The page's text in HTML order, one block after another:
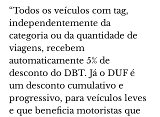
“Todos os veículos com tag,
independentemente da
categoria ou da quantidade de
viagens, recebem
automaticamente 5% de
desconto do DBT. Já o DUF é
um desconto cumulativo e
progressivo, para veículos leves
e que beneficia motoristas que